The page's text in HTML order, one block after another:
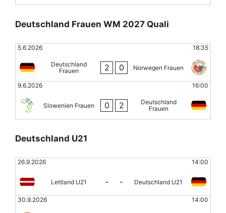
Deutschland Frauen WM 2027 Quali
5.6.2026 18:35
Deutschland
Frauen
2 0 Norwegen Frauen
9.6.2026 16:00
Slowenien Frauen 0 2
Deutschland
Frauen
Deutschland U21
26.9.2026 14:00
Lettland U21 - - Deutschland U21
30.9.2026 14:00